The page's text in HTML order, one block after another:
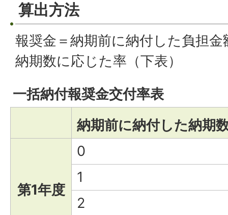
算出方法
報奨金＝納期前に納付した負担
納期数に応じた率（下表）
一括納付報奨金交付率表
納期前に納付した納期
第1年度
0
1
2